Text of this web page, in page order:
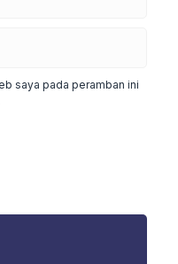
saya pada peramban ini